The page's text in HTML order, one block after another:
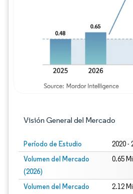
Visión General del Mercado
Período de Estudio 2020 -
Volumen del Mercado
(2026)
0.65
Volumen del Mercado
2.12